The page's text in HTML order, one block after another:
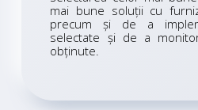
mai bune soluții cu
precum și de a
selectate și de a
obținute.